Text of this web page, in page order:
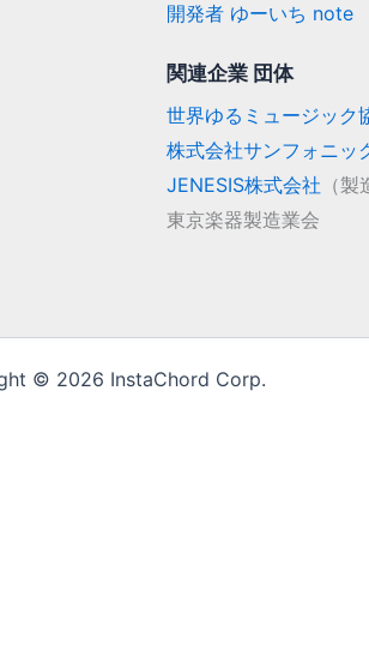
開発者 ゆーいち note
関連企業 団体
世界ゆるミュージック
株式会社サンフォニッ
JENESIS株式会社 （
東京楽器製造業会
© 2026 InstaChord Corp.